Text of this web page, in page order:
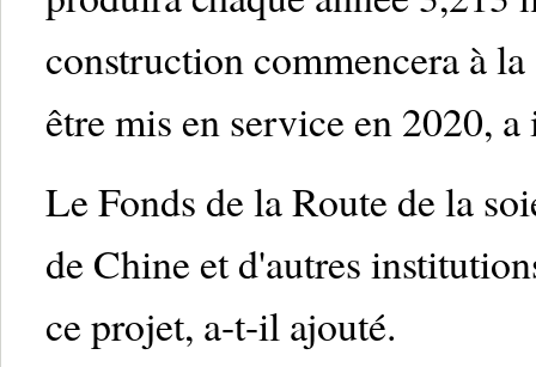
construction commencera à
être mis en service en 2020,
Le Fonds de la Route de la
de Chine et d'autres
ce projet, a-t-il ajouté.